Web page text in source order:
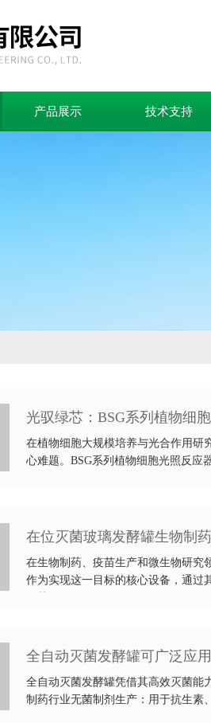
产品展示 技术支持
光驭绿芯：BSG系列植物细
在植物细胞大规模培养与光合作用研
心难题。BSG系列植物细胞光照反应
在位灭菌玻璃发酵罐生物制
在生物制药、疫苗生产和微生物研究
作为实现这一目标的核心设备，通过
全自动灭菌发酵罐可广泛应
全自动灭菌发酵罐凭借其高效灭菌能
制药行业‌‌无菌制剂生产‌：用于抗生素